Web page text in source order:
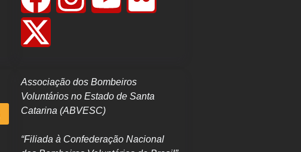
Associação dos Bombeiros
Voluntários no Estado de Santa
Catarina (ABVESC)
“Filiada à Confederação Nacional